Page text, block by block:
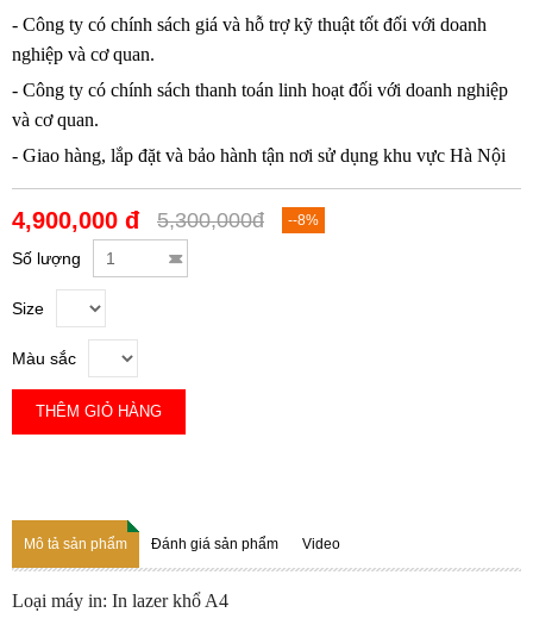
- Công ty có chính sách giá và hỗ trợ kỹ thuật tốt đối với doanh
nghiệp và cơ quan.
- Công ty có chính sách thanh toán linh hoạt đối với doanh nghiệp
và cơ quan.
- Giao hàng, lắp đặt và bảo hành tận nơi sử dụng khu vực Hà Nội
4,900,000 đ 5,300,000đ --8%
Số lượng
Size
Màu sắc
THÊM GIỎ HÀNG
Mô tả sản phẩm Đánh giá sản phẩm Video
Loại máy in: In lazer khổ A4